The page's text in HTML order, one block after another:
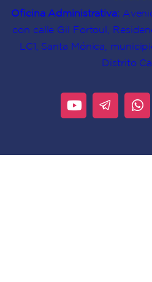
Oficina Administrativa:
con calle Gil Fortoul,
LC1, Santa Mónica,
Distrito